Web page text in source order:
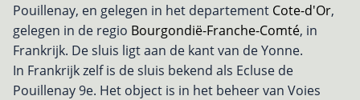
Pouillenay, en gelegen in het departement Cote-d'Or,
gelegen in de regio Bourgondië-Franche-Comté, in
Frankrijk. De sluis ligt aan de kant van de Yonne.
In Frankrijk zelf is de sluis bekend als Ecluse de
Pouillenay 9e. Het object is in het beheer van Voies